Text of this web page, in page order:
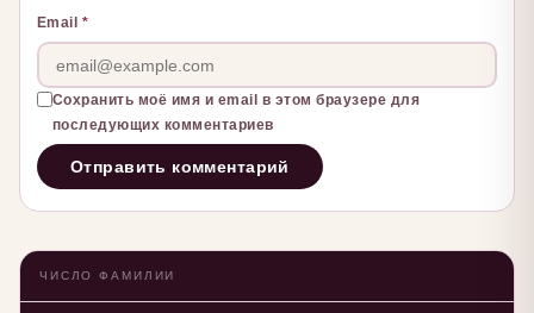
Email *
Сохранить моё имя и email в этом браузере для
последующих комментариев
ЧИСЛО ФАМИЛИИ